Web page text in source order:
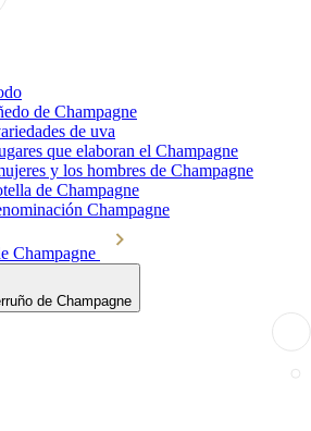
de Champagne
de uva
que elaboran el Champagne
y los hombres de Champagne
de Champagne
Champagne
Champagne
de Champagne